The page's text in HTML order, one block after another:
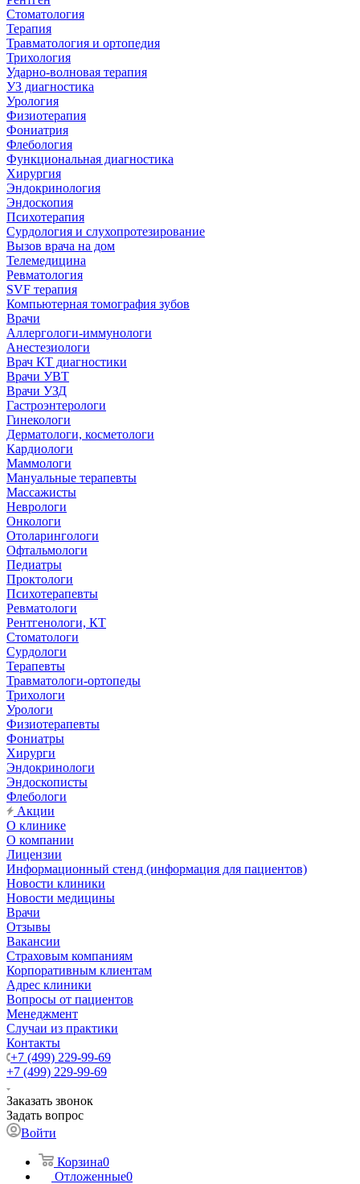
Стоматология
Терапия
Травматология и ортопедия
Трихология
Ударно-волновая терапия
УЗ диагностика
Урология
Физиотерапия
Фониатрия
Флебология
Функциональная диагностика
Хирургия
Эндокринология
Эндоскопия
Психотерапия
Сурдология и слухопротезирование
Вызов врача на дом
Телемедицина
Ревматология
SVF терапия
Компьютерная томография зубов
Врачи
Аллергологи-иммунологи
Анестезиологи
Врач КТ диагностики
Врачи УВТ
Врачи УЗД
Гастроэнтерологи
Гинекологи
Дерматологи, косметологи
Кардиологи
Маммологи
Мануальные терапевты
Массажисты
Неврологи
Онкологи
Отоларингологи
Офтальмологи
Педиатры
Проктологи
Психотерапевты
Ревматологи
Рентгенологи, КТ
Стоматологи
Сурдологи
Терапевты
Травматологи-ортопеды
Трихологи
Урологи
Физиотерапевты
Фониатры
Хирурги
Эндокринологи
Эндоскописты
Флебологи
Акции
О клинике
О компании
Лицензии
Информационный стенд (информация для пациентов)
Новости клиники
Новости медицины
Врачи
Отзывы
Вакансии
Страховым компаниям
Корпоративным клиентам
Адрес клиники
Вопросы от пациентов
Менеджмент
Случаи из практики
Контакты
+7 (499) 229-99-69
+7 (499) 229-99-69
Заказать звонок
Задать вопрос
Войти
Корзина0
Отложенные0